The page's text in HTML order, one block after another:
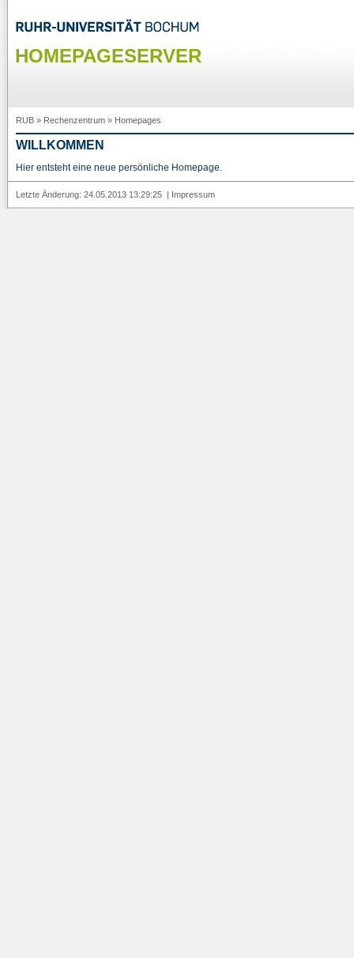
HOMEPAGESERVER
RUB » Rechenzentrum » Homepages
WILLKOMMEN
Hier entsteht eine neue persönliche Homepage.
Letzte Änderung: 24.05.2013 13:29:25 | Impressum